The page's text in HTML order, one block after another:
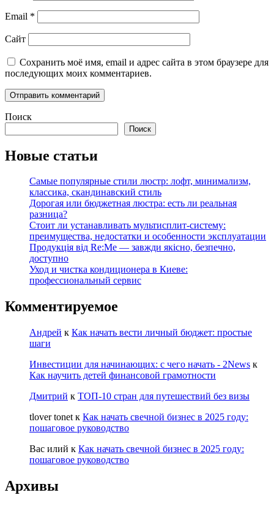
Email *
Сайт
Сохранить моё имя, email и адрес сайта в этом браузере для
последующих моих комментариев.
Поиск
Поиск
Новые статьи
Самые популярные стили люстр: лофт, минимализм,
классика, скандинавский стиль
Дорогая или бюджетная люстра: есть ли реальная
разница?
Стоит ли устанавливать мультисплит-систему:
преимущества, недостатки и особенности эксплуатации
Продукція від Re:Me — завжди якісно, безпечно,
доступно
Уход и чистка кондиционера в Киеве:
профессиональный сервис
Комментируемое
Андрей к Как начать вести личный бюджет: простые
шаги
Инвестиции для начинающих: с чего начать - 2News к
Как научить детей финансовой грамотности
Дмитрий к ТОП-10 стран для путешествий без визы
tlover tonet к Как начать свечной бизнес в 2025 году:
пошаговое руководство
Вас илий к Как начать свечной бизнес в 2025 году:
пошаговое руководство
Архивы